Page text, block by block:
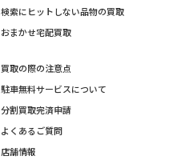
検索にヒットしない品物の買取
おまかせ宅配買取
買取の際の注意点
駐車無料サービスについて
分割買取完済申請
よくあるご質問
店舗情報